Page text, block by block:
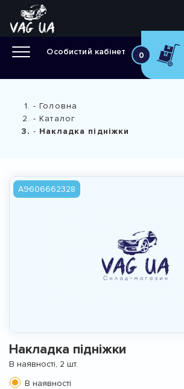
Особистий кабінет 0
Головна
Каталог
Накладка підніжки
A9606662328
Накладка підніжки
В наявності, 2 шт.
В наявності